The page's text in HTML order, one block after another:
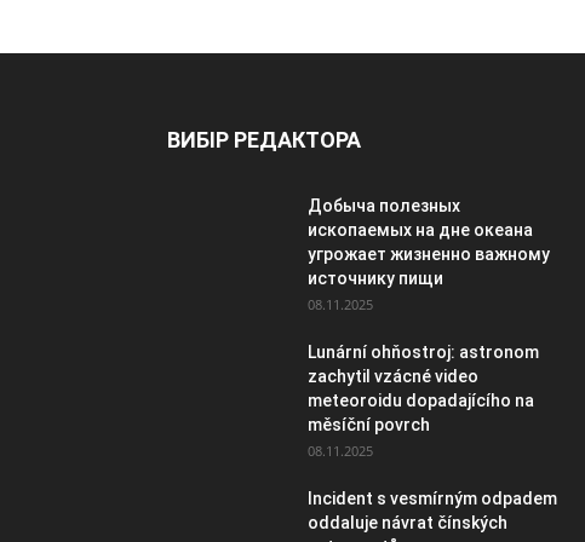
ВИБІР РЕДАКТОРА
Добыча полезных
ископаемых на дне океана
угрожает жизненно важному
источнику пищи
08.11.2025
Lunární ohňostroj: astronom
zachytil vzácné video
meteoroidu dopadajícího na
měsíční povrch
08.11.2025
Incident s vesmírným odpadem
oddaluje návrat čínských